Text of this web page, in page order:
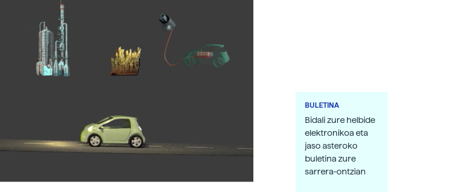
BULETINA
Bidali zure helbide
elektronikoa eta
jaso asteroko
buletina zure
sarrera-ontzian